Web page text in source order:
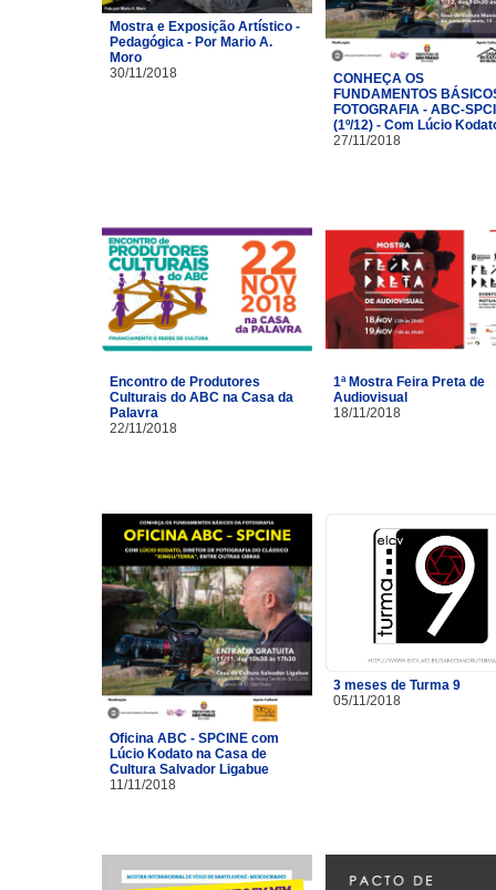
Mostra e Exposição Artístico -
Pedagógica - Por Mario A.
Moro
30/11/2018
CONHEÇA OS
FUNDAMENTOS
FOTOGRAFIA - ABC-
(1º/12) - Com Lúcio
27/11/2018
Encontro de Produtores
Culturais do ABC na Casa da
Palavra
22/11/2018
1ª Mostra Feira Preta de
Audiovisual
18/11/2018
Oficina ABC - SPCINE com
Lúcio Kodato na Casa de
Cultura Salvador Ligabue
11/11/2018
3 meses de Turma 9
05/11/2018